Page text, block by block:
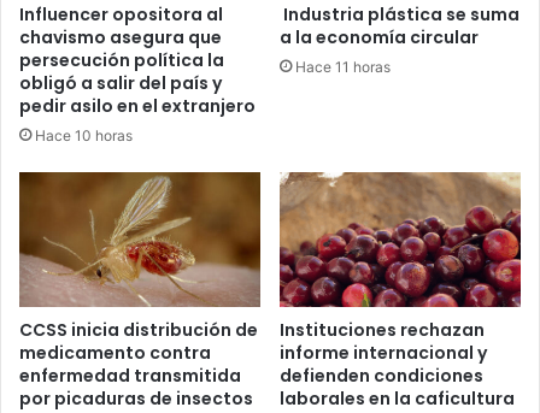
Influencer opositora al
chavismo asegura que
persecución política la
obligó a salir del país y
pedir asilo en el extranjero
Hace 10 horas
Industria plástica se suma
a la economía circular
Hace 11 horas
CCSS inicia distribución de
medicamento contra
enfermedad transmitida
por picaduras de insectos
Instituciones rechazan
informe internacional y
defienden condiciones
laborales en la caficultura